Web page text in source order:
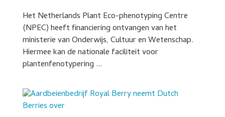
Het Netherlands Plant Eco-phenotyping Centre
(NPEC) heeft financiering ontvangen van het
ministerie van Onderwijs, Cultuur en Wetenschap.
Hiermee kan de nationale faciliteit voor
plantenfenotypering ...